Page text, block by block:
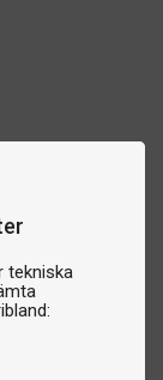
tekniska